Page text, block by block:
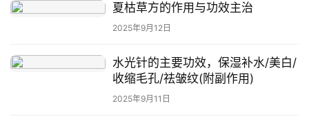
夏枯草方的作用与功效主治
2025年9月12日
水光针的主要功效，保湿补水/美白/
收缩毛孔/祛皱纹(附副作用)
2025年9月11日